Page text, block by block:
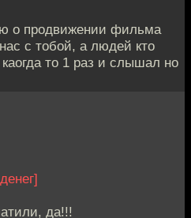
о продвижении фильма
с тобой, а людей кто
то 1 раз и слышал но
да!!!